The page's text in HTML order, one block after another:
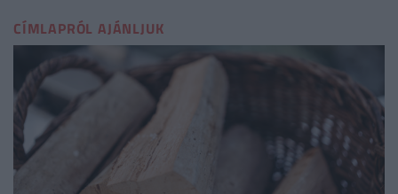
CÍMLAPRÓL AJÁNLJUK